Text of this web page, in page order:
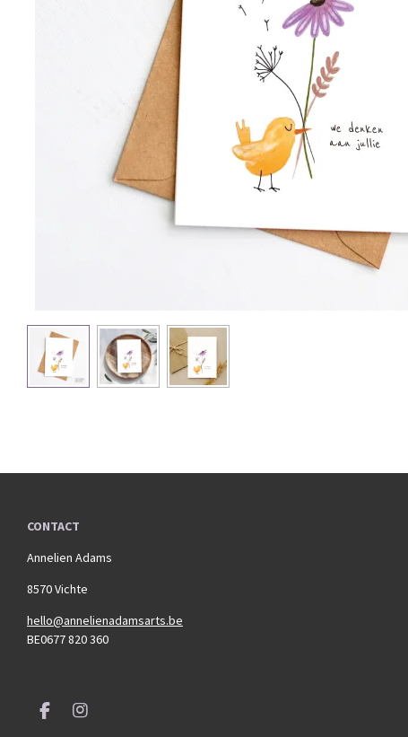
CONTACT
Annelien Adams
8570 Vichte
hello@annelienadamsarts.be
BE0677 820 360
F
I